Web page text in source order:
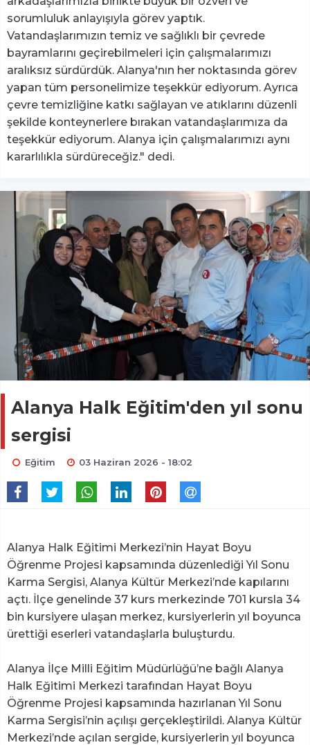
sorumluluk anlayışıyla görev yaptık.
Vatandaşlarımızın temiz ve sağlıklı bir çevrede
bayramlarını geçirebilmeleri için çalışmalarımızı
aralıksız sürdürdük. Alanya'nın her noktasında görev
yapan tüm personelimize teşekkür ediyorum. Ayrıca
çevre temizliğine katkı sağlayan ve atıklarını düzenli
şekilde konteynerlere bırakan vatandaşlarımıza da
teşekkür ediyorum. Alanya için çalışmalarımızı aynı
kararlılıkla sürdüreceğiz." dedi.
Alanya Halk Eğitim'den yıl sonu
sergisi
Eğitim 03 Haziran 2026 - 18:02
Alanya Halk Eğitimi Merkezi’nin Hayat Boyu
Öğrenme Projesi kapsamında düzenlediği Yıl Sonu
Karma Sergisi, Alanya Kültür Merkezi’nde kapılarını
açtı. İlçe genelinde 37 kurs merkezinde 701 kursla 34
bin kursiyere ulaşan merkez, kursiyerlerin yıl boyunca
ürettiği eserleri vatandaşlarla buluşturdu.
Alanya İlçe Milli Eğitim Müdürlüğü’ne bağlı Alanya
Halk Eğitimi Merkezi tarafından Hayat Boyu
Öğrenme Projesi kapsamında hazırlanan Yıl Sonu
Karma Sergisi’nin açılışı gerçekleştirildi. Alanya Kültür
Merkezi’nde açılan sergide, kursiyerlerin yıl boyunca